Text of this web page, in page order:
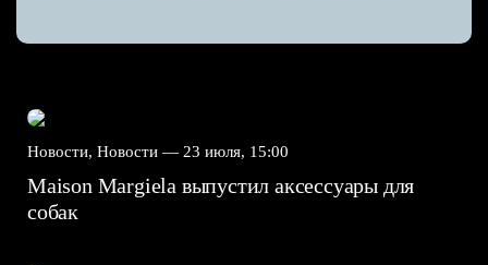
Новости, Новости — 23 июля, 15:00
Maison Margiela выпустил аксессуары для
собак